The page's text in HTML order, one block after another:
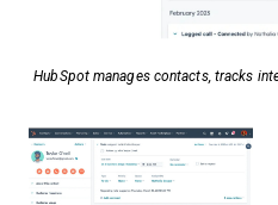
HubSpot manages contacts, tracks